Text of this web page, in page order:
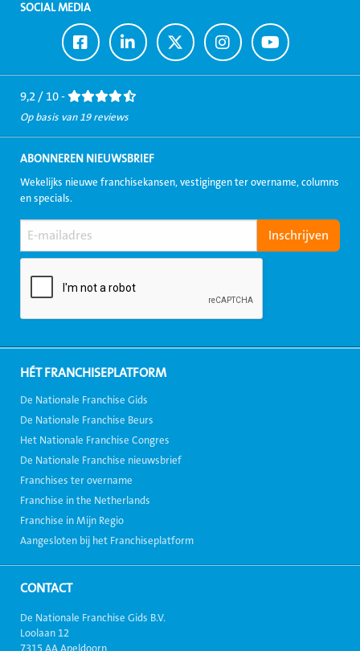
SOCIAL MEDIA
Ga
naar
Facebook
Ga
naar
LinkedIn
Ga
naar
Twitter
Ga
naar
Instagram
Ga
naar
Youtube
9,2 / 10 -
Op basis van 19 reviews
ABONNEREN NIEUWSBRIEF
Wekelijks nieuwe franchisekansen, vestigingen ter overname, columns
en specials.
HÉT FRANCHISEPLATFORM
De Nationale Franchise Gids
De Nationale Franchise Beurs
Het Nationale Franchise Congres
De Nationale Franchise nieuwsbrief
Franchises ter overname
Franchise in the Netherlands
Franchise in Mijn Regio
Aangesloten bij het Franchiseplatform
CONTACT
De Nationale Franchise Gids B.V.
Loolaan 12
7315 AA Apeldoorn